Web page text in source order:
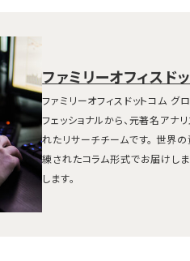
ファミリーオフィスド
ファミリーオフィスドットコム
フェッショナルから、元著名アナ
れたリサーチチームです。 世界
練されたコラム形式でお届けし
します。